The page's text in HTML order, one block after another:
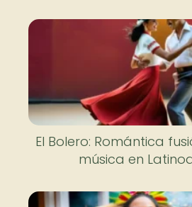
El Bolero: Romántica
música en